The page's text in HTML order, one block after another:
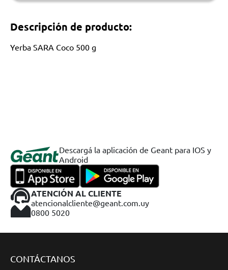
Descripción de producto:
Yerba SARA Coco 500 g
Descargá la aplicación de Geant para IOS y
Android
ATENCIÓN AL CLIENTE
atencionalcliente@geant.com.uy
0800 5020
CONTÁCTANOS